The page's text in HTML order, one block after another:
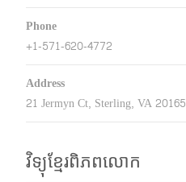
Phone
+1-571-620-4772
Address
21 Jermyn Ct, Sterling, VA 20165
វិទ្យុខ្មែរពិភពលោក